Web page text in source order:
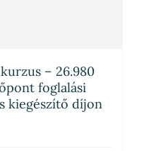
– 26.980
foglalási
kiegészítő díjon